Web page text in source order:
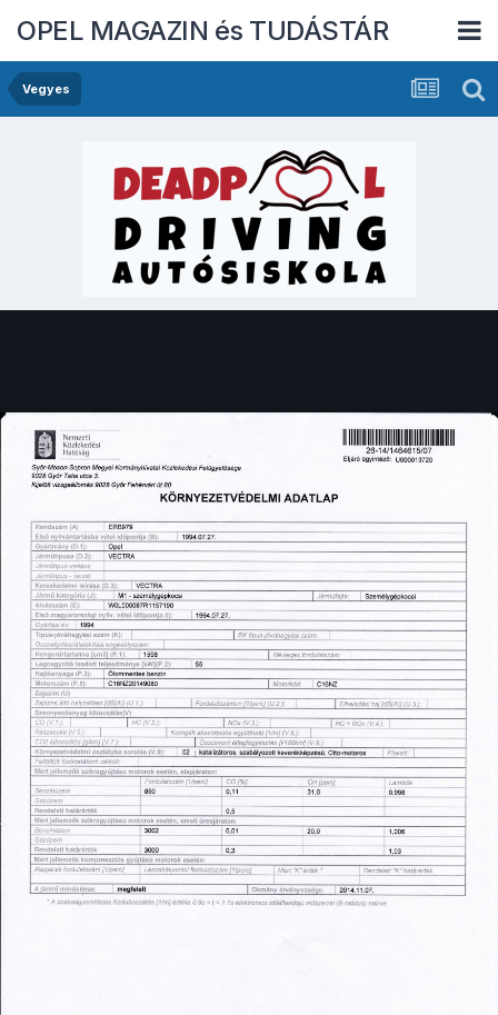
OPEL MAGAZIN és TUDÁSTÁR
Vegyes